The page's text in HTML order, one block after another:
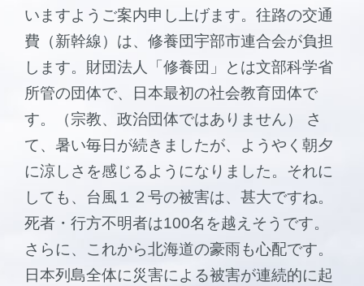
いますようご案内申し上げます。往路の交通
費（新幹線）は、修養団宇部市連合会が負担
します。財団法人「修養団」とは文部科学省
所管の団体で、日本最初の社会教育団体で
す。（宗教、政治団体ではありません） さ
て、暑い毎日が続きましたが、ようやく朝夕
に涼しさを感じるようになりました。それに
しても、台風１２号の被害は、甚大ですね。
死者・行方不明者は100名を越えそうです。
さらに、これから北海道の豪雨も心配です。
日本列島全体に災害による被害が連続的に起